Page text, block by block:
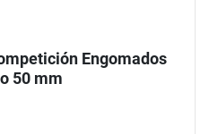
Engomados
50 mm